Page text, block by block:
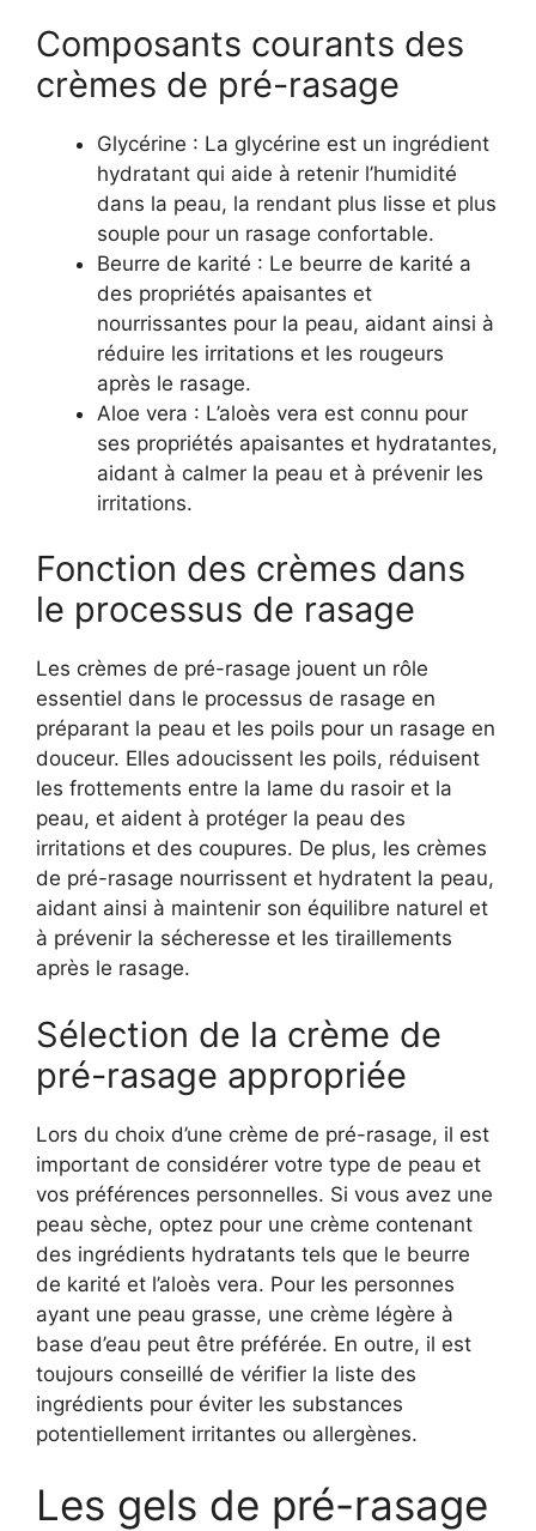
Composants courants des
crèmes de pré-rasage
Glycérine : La glycérine est un ingrédient
hydratant qui aide à retenir l’humidité
dans la peau, la rendant plus lisse et plus
souple pour un rasage confortable.
Beurre de karité : Le beurre de karité a
des propriétés apaisantes et
nourrissantes pour la peau, aidant ainsi à
réduire les irritations et les rougeurs
après le rasage.
Aloe vera : L’aloès vera est connu pour
ses propriétés apaisantes et hydratantes,
aidant à calmer la peau et à prévenir les
irritations.
Fonction des crèmes dans
le processus de rasage
Les crèmes de pré-rasage jouent un rôle
essentiel dans le processus de rasage en
préparant la peau et les poils pour un rasage en
douceur. Elles adoucissent les poils, réduisent
les frottements entre la lame du rasoir et la
peau, et aident à protéger la peau des
irritations et des coupures. De plus, les crèmes
de pré-rasage nourrissent et hydratent la peau,
aidant ainsi à maintenir son équilibre naturel et
à prévenir la sécheresse et les tiraillements
après le rasage.
Sélection de la crème de
pré-rasage appropriée
Lors du choix d’une crème de pré-rasage, il est
important de considérer votre type de peau et
vos préférences personnelles. Si vous avez une
peau sèche, optez pour une crème contenant
des ingrédients hydratants tels que le beurre
de karité et l’aloès vera. Pour les personnes
ayant une peau grasse, une crème légère à
base d’eau peut être préférée. En outre, il est
toujours conseillé de vérifier la liste des
ingrédients pour éviter les substances
potentiellement irritantes ou allergènes.
Les gels de pré-rasage